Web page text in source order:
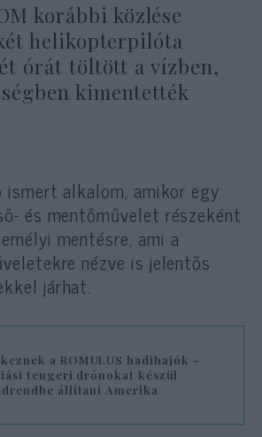
korábbi közlése
helikopterpilóta
órát töltött a vízben,
kimentették
alkalom, amikor egy
és mentőművelet részeként
mentésre, ami a
nézve is jelentős
járhat.
a ROMULUS hadihajók –
tengeri drónokat készül
állítani Amerika